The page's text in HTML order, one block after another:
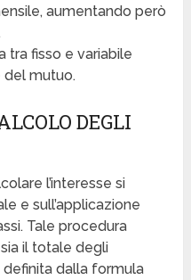
aumentando però
tra fisso e variabile
del mutuo.
DEGLI
l’interesse si
e sull’applicazione
Tale procedura
il totale degli
dalla formula